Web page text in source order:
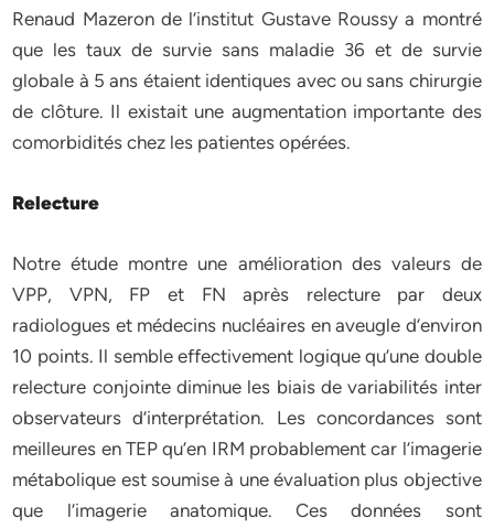
Renaud Mazeron de l’institut Gustave Roussy a montré
que les taux de survie sans maladie 36 et de survie
globale à 5 ans étaient identiques avec ou sans chirurgie
de clôture. Il existait une augmentation importante des
comorbidités chez les patientes opérées.
Relecture
Notre étude montre une amélioration des valeurs de
VPP, VPN, FP et FN après relecture par deux
radiologues et médecins nucléaires en aveugle d’environ
10 points. Il semble effectivement logique qu’une double
relecture conjointe diminue les biais de variabilités inter
observateurs d’interprétation. Les concordances sont
meilleures en TEP qu’en IRM probablement car l’imagerie
métabolique est soumise à une évaluation plus objective
que l’imagerie anatomique. Ces données sont